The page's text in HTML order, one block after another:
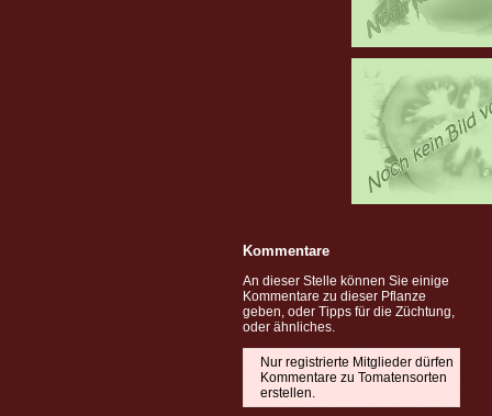
Kommentare
An dieser Stelle können Sie einige
Kommentare zu dieser Pflanze
geben, oder Tipps für die Züchtung,
oder ähnliches.
Nur registrierte Mitglieder dürfen
Kommentare zu Tomatensorten
erstellen.